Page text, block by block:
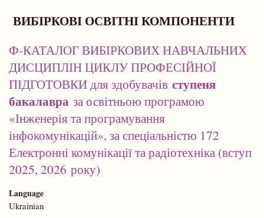
ВИБІРКОВІ ОСВІТНІ КОМПОНЕНТИ
Ф-КАТАЛОГ ВИБІРКОВИХ НАВЧАЛЬНИХ
ДИСЦИПЛІН ЦИКЛУ ПРОФЕСІЙНОЇ
ПІДГОТОВКИ для здобувачів ступеня
бакалавра за освітньою програмою
«Інженерія та програмування
інфокомунікацій», за спеціальністю 172
Електронні комунікації та радіотехніка (вступ
2025, 2026 року)
Language
Ukrainian